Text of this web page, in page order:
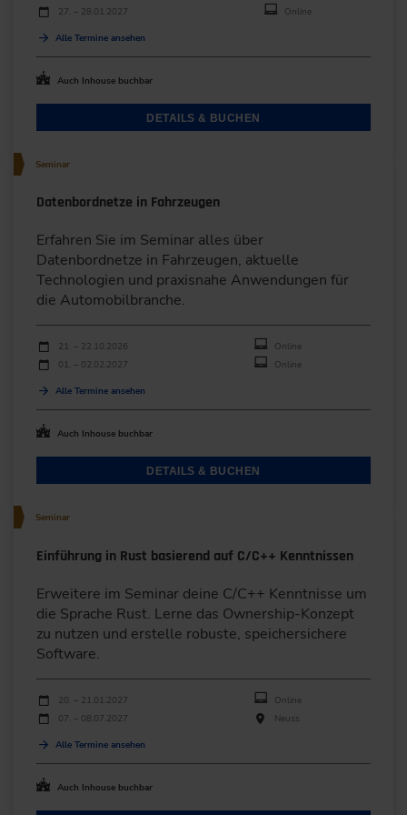
27. – 28.01.2027
Online
Alle Termine ansehen
Auch Inhouse buchbar
DETAILS & BUCHEN
Seminar
Datenbordnetze in Fahrzeugen
Erfahren Sie im Seminar alles über
Datenbordnetze in Fahrzeugen, aktuelle
Technologien und praxisnahe Anwendungen für
die Automobilbranche.
Durchführungen
Veranstaltungsdatum
21. – 22.10.2026
Online
01. – 02.02.2027
Online
Alle Termine ansehen
Auch Inhouse buchbar
DETAILS & BUCHEN
Seminar
Einführung in Rust basierend auf C/C++ Kenntnissen
Erweitere im Seminar deine C/C++ Kenntnisse um
die Sprache Rust. Lerne das Ownership-Konzept
zu nutzen und erstelle robuste, speichersichere
Software.
Durchführungen
Veranstaltungsdatum
20. – 21.01.2027
Online
07. – 08.07.2027
Neuss
Alle Termine ansehen
Auch Inhouse buchbar